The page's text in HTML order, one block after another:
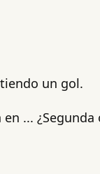
un gol.
... ¿Segunda